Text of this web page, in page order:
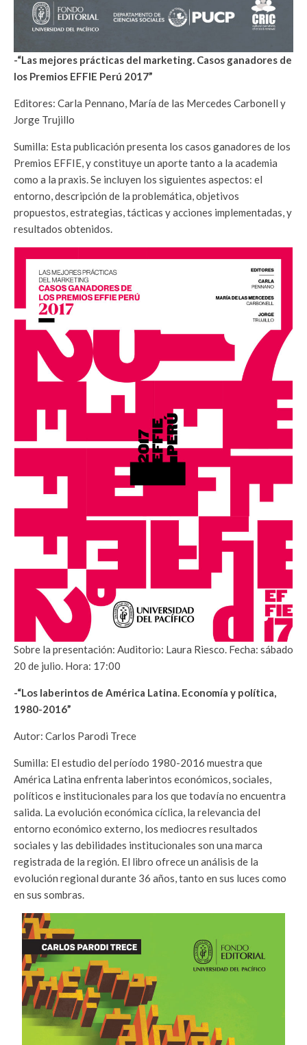
-“Las mejores prácticas del marketing. Casos ganadores de
los Premios EFFIE Perú 2017”
Editores: Carla Pennano, María de las Mercedes Carbonell y
Jorge Trujillo
Sumilla: Esta publicación presenta los casos ganadores de los
Premios EFFIE, y constituye un aporte tanto a la academia
como a la praxis. Se incluyen los siguientes aspectos: el
entorno, descripción de la problemática, objetivos
propuestos, estrategias, tácticas y acciones implementadas, y
resultados obtenidos.
Sobre la presentación: Auditorio: Laura Riesco. Fecha: sábado
20 de julio. Hora: 17:00
-“Los laberintos de América Latina. Economía y política,
1980-2016”
Autor: Carlos Parodi Trece
Sumilla: El estudio del período 1980-2016 muestra que
América Latina enfrenta laberintos económicos, sociales,
políticos e institucionales para los que todavía no encuentra
salida. La evolución económica cíclica, la relevancia del
entorno económico externo, los mediocres resultados
sociales y las debilidades institucionales son una marca
registrada de la región. El libro ofrece un análisis de la
evolución regional durante 36 años, tanto en sus luces como
en sus sombras.